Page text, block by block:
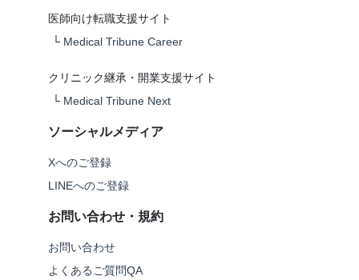
医師向け転職支援サイト
└ Medical Tribune Career
クリニック継承・開業支援サイト
└ Medical Tribune Next
ソーシャルメディア
Xへのご登録
LINEへのご登録
お問い合わせ・規約
お問い合わせ
よくあるご質問QA